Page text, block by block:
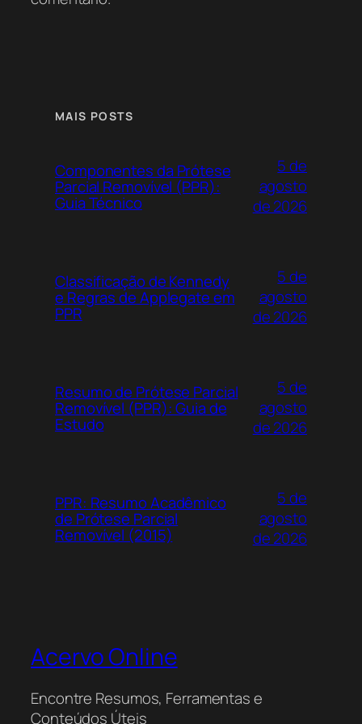
MAIS POSTS
Componentes da Prótese
Parcial Removível (PPR):
Guia Técnico
5 de
agosto
de 2026
Classificação de Kennedy
e Regras de Applegate em
PPR
5 de
agosto
de 2026
Resumo de Prótese Parcial
Removível (PPR): Guia de
Estudo
5 de
agosto
de 2026
PPR: Resumo Acadêmico
de Prótese Parcial
Removível (2015)
5 de
agosto
de 2026
Acervo Online
Encontre Resumos, Ferramentas e
Conteúdos Úteis